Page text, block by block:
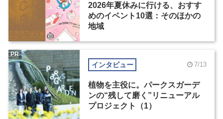
2026年夏休みに行ける、おすす
めのイベント10選：そのほかの
地域
インタビュー 7/13
植物を主役に。パークスガーデ
ンの“残して磨く”リニューアル
プロジェクト（1）
PR